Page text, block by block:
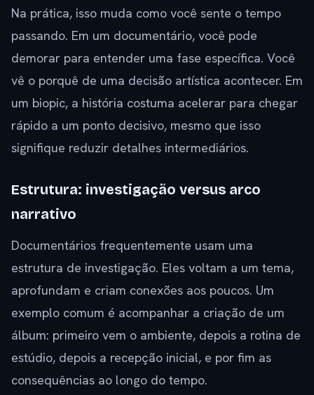
Na prática, isso muda como você sente o tempo
passando. Em um documentário, você pode
demorar para entender uma fase específica. Você
vê o porquê de uma decisão artística acontecer. Em
um biopic, a história costuma acelerar para chegar
rápido a um ponto decisivo, mesmo que isso
signifique reduzir detalhes intermediários.
Estrutura: investigação versus arco
narrativo
Documentários frequentemente usam uma
estrutura de investigação. Eles voltam a um tema,
aprofundam e criam conexões aos poucos. Um
exemplo comum é acompanhar a criação de um
álbum: primeiro vem o ambiente, depois a rotina de
estúdio, depois a recepção inicial, e por fim as
consequências ao longo do tempo.